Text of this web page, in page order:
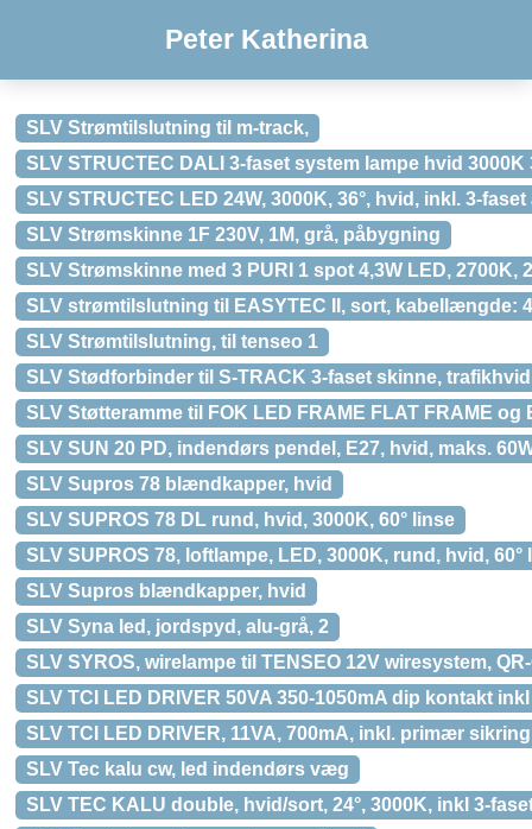
Peter Katherina
SLV Strømtilslutning til m-track,
SLV STRUCTEC DALI 3-faset system lampe hvid 3000K
SLV STRUCTEC LED 24W, 3000K, 36°, hvid, inkl. 3-
SLV Strømskinne 1F 230V, 1M, grå, påbygning
SLV Strømskinne med 3 PURI 1 spot 4,3W LED, 2700K,
SLV strømtilslutning til EASYTEC II, sort, kabellængde:
SLV Strømtilslutning, til tenseo 1
SLV Stødforbinder til S-TRACK 3-faset skinne, trafikhvid
SLV Støtteramme til FOK LED FRAME FLAT FRAME og
SLV SUN 20 PD, indendørs pendel, E27, hvid, maks.
SLV Supros 78 blændkapper, hvid
SLV SUPROS 78 DL rund, hvid, 3000K, 60° linse
SLV SUPROS 78, loftlampe, LED, 3000K, rund, hvid, 60°
SLV Supros blændkapper, hvid
SLV Syna led, jordspyd, alu-grå, 2
SLV SYROS, wirelampe til TENSEO 12V wiresystem,
SLV TCI LED DRIVER 50VA 350-1050mA dip kontakt
SLV TCI LED DRIVER, 11VA, 700mA, inkl. primær sikring
SLV Tec kalu cw, led indendørs væg
SLV TEC KALU double, hvid/sort, 24°, 3000K, inkl 3-